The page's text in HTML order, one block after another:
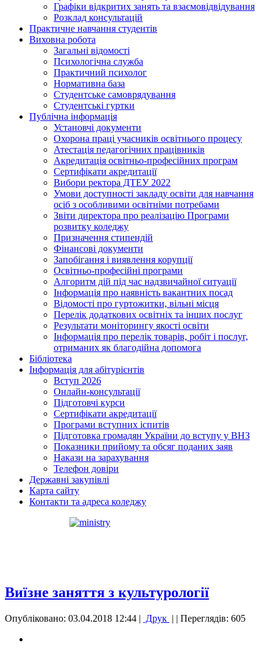
Графіки відкритих занять та взаємовідвідування
Розклад консультацій
Практичне навчання студентів
Виховна робота
Загальні відомості
Психологічна служба
Практичний психолог
Нормативна база
Студентське самоврядування
Студентські гуртки
Публічна інформація
Установчі документи
Охорона праці учасників освітнього процесу
Атестація педагогічних працівників
Акредитація освітньо-професійних програм
Сертифікати акредитації
Вибори ректора ДТЕУ 2022
Умови доступності закладу освіти для навчання
осіб з особливими освітніми потребами
Звіти директора про реалізацію Програми
розвитку коледжу
Призначення стипендій
Фінансові документи
Запобігання і виявлення корупції
Освітньо-професійні програми
Алгоритм дій під час надзвичайної ситуації
Інформація про наявність вакантних посад
Відомості про гуртожитки, вільні місця
Перелік додаткових освітніх та інших послуг
Результати моніторингу якості освіти
Інформація про перелік товарів, робіт і послуг,
отриманих як благодійна допомога
Бібліотека
Інформація для абітурієнтів
Вступ 2026
Онлайн-консультації
Підготовчі курси
Сертифікати акредитації
Програми вступних іспитів
Підготовка громадян України до вступу у ВНЗ
Показники прийому та обсяг поданих заяв
Накази на зарахування
Телефон довіри
Державні закупівлі
Карта сайту
Контакти та адреса коледжу
Виїзне заняття з культурології
Опубліковано: 03.04.2018 12:44 | Друк | | Переглядів: 605